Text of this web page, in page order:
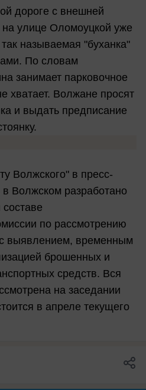
дороге с внешней
улице Оломоуцкой уже
называемая "буханка"
По словам
занимает парковочное
хватает. Волжане просят
и выдать предписание
Волжского" в пресс-
Волжском разработано
по рассмотрению
выявлением, временным
брошенных и
средств. Вся
на заседании
в апреле текущего